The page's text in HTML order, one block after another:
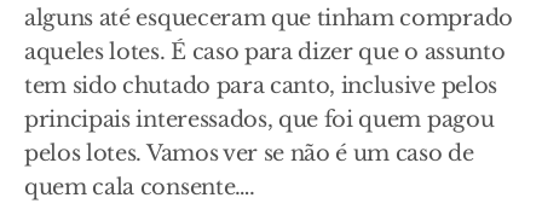
alguns até esqueceram que tinham comprado
aqueles lotes. É caso para dizer que o assunto
tem sido chutado para canto, inclusive pelos
principais interessados, que foi quem pagou
pelos lotes. Vamos ver se não é um caso de
quem cala consente….